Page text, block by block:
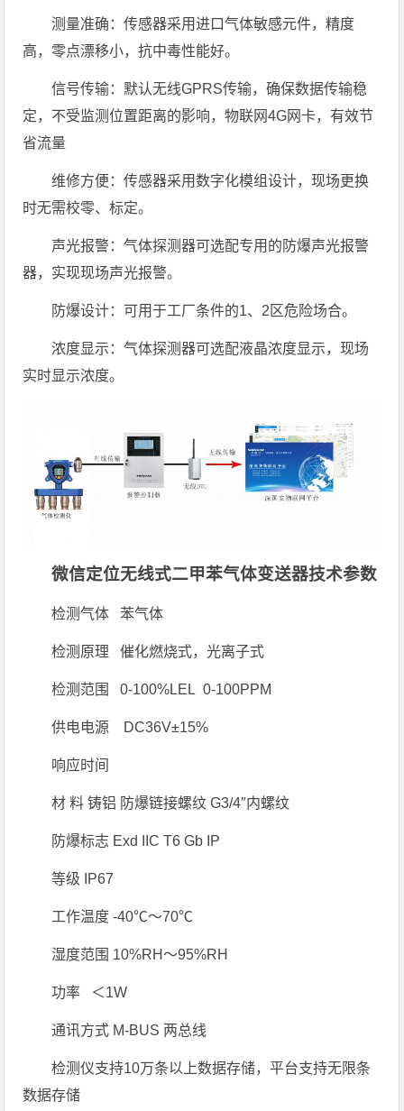
测量准确：传感器采用进口气体敏感元件，精度
高，零点漂移小，抗中毒性能好。
信号传输：默认无线GPRS传输，确保数据传输稳
定，不受监测位置距离的影响，物联网4G网卡，有效节
省流量
维修方便：传感器采用数字化模组设计，现场更换
时无需校零、标定。
声光报警：气体探测器可选配专用的防爆声光报警
器，实现现场声光报警。
防爆设计：可用于工厂条件的1、2区危险场合。
浓度显示：气体探测器可选配液晶浓度显示，现场
实时显示浓度。
微信定位无线式二甲苯气体变送器技术参数
检测气体 苯气体
检测原理 催化燃烧式，光离子式
检测范围 0-100%LEL 0-100PPM
供电电源 DC36V±15%
响应时间
材 料 铸铝 防爆链接螺纹 G3/4″内螺纹
防爆标志 Exd IIC T6 Gb IP
等级 IP67
工作温度 -40℃～70℃
湿度范围 10%RH～95%RH
功率 ＜1W
通讯方式 M-BUS 两总线
检测仪支持10万条以上数据存储，平台支持无限条
数据存储